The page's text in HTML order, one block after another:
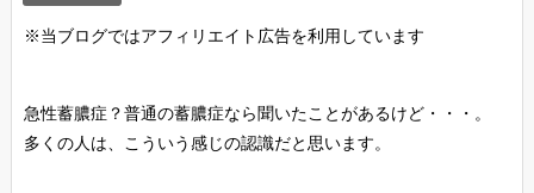
※当ブログではアフィリエイト広告を利用しています
急性蓄膿症？普通の蓄膿症なら聞いたことがあるけど・・・。
多くの人は、こういう感じの認識だと思います。